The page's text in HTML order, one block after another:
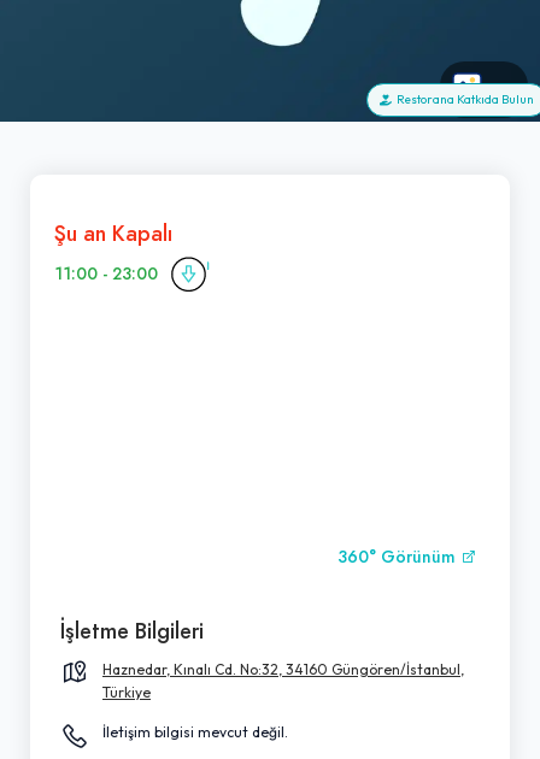
+0
Restorana Katkıda Bulun
Şu an Kapalı
11:00 - 23:00
360° Görünüm
İşletme Bilgileri
Haznedar, Kınalı Cd. No:32, 34160 Güngören/İstanbul,
Türkiye
İletişim bilgisi mevcut değil.